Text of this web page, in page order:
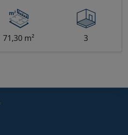
71,30 m² 3